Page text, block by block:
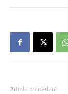
Article précédent